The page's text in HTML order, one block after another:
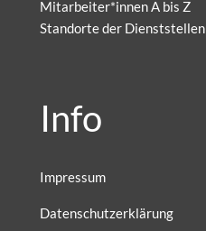
Mitarbeiter*innen A bis Z
Standorte der Dienststellen
Info
Impressum
Datenschutzerklärung